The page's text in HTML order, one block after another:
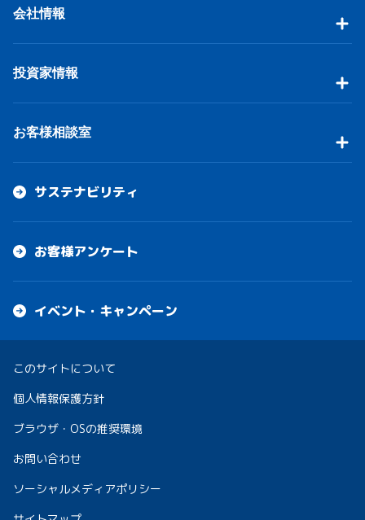
会社情報
投資家情報
お客様相談室
サステナビリティ
お客様アンケート
イベント・キャンペーン
このサイトについて
個人情報保護方針
ブラウザ・OSの推奨環境
お問い合わせ
ソーシャルメディアポリシー